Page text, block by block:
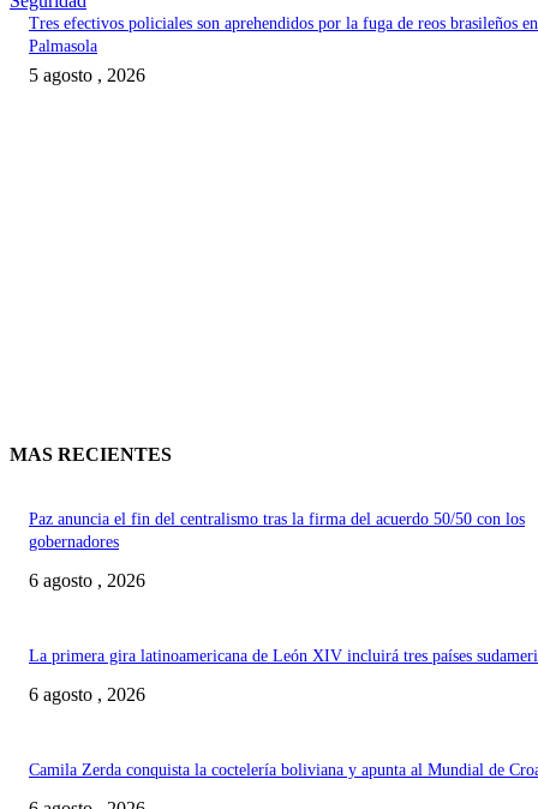
Tres efectivos policiales son aprehendidos por la fuga de reos brasileños en
Palmasola
5 agosto , 2026
MAS RECIENTES
Paz anuncia el fin del centralismo tras la firma del acuerdo 50/50 con los
gobernadores
6 agosto , 2026
La primera gira latinoamericana de León XIV incluirá tres países
6 agosto , 2026
Camila Zerda conquista la coctelería boliviana y apunta al Mundial de